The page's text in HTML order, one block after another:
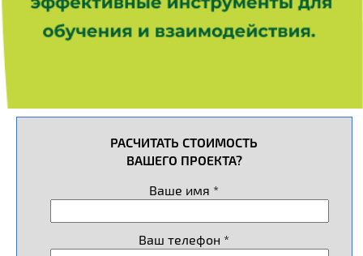
РАСЧИТАТЬ СТОИМОСТЬ
ВАШЕГО ПРОЕКТА?
Ваше имя *
Ваш телефон *